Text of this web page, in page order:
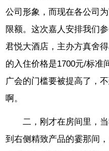
公司形象，而现在各公司
限额。这次嘉人安排我们
君悦大酒店，主办方真舍
的入住价格是1700元/标准
广会的门槛要被提高了，
啊。
二，刚才在房间里，
到右侧精致产品的霎那间